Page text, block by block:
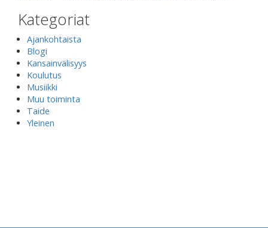
Kategoriat
Ajankohtaista
Blogi
Kansainvälisyys
Koulutus
Musiikki
Muu toiminta
Taide
Yleinen